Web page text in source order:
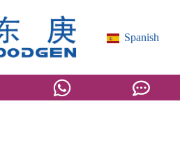
Spanish